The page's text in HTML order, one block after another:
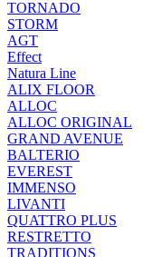
TORNADO
STORM
AGT
Effect
Natura Line
ALIX FLOOR
ALLOC
ALLOC ORIGINAL
GRAND AVENUE
BALTERIO
EVEREST
IMMENSO
LIVANTI
QUATTRO PLUS
RESTRETTO
TRADITIONS